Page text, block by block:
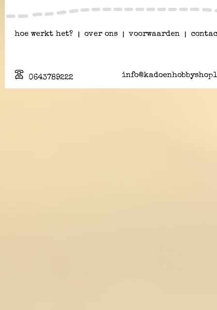
hoe werkt het? over ons voorwaarden
0643789222